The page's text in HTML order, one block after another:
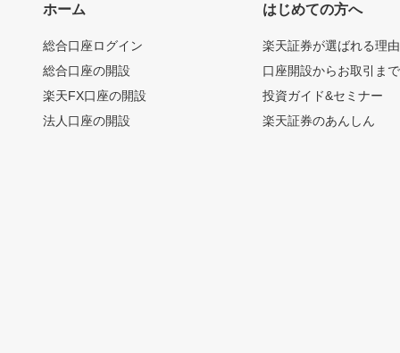
ホーム
総合口座ログイン
総合口座の開設
楽天FX口座の開設
法人口座の開設
はじめての方へ
楽天証券が選ばれる理由
口座開設からお取引ま
投資ガイド&セミナー
楽天証券のあんしん